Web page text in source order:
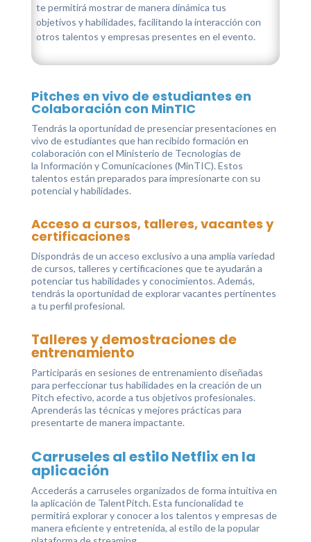
te permitirá mostrar de manera dinámica tus
objetivos y habilidades, facilitando la interacción con
otros talentos y empresas presentes en el evento.
Pitches en vivo de estudiantes en
Colaboración con MinTIC
Tendrás la oportunidad de presenciar presentaciones en
vivo de estudiantes que han recibido formación en
colaboración con el Ministerio de Tecnologías de
la Información y Comunicaciones (MinTIC). Estos
talentos están preparados para impresionarte con su
potencial y habilidades.
Acceso a cursos, talleres, vacantes y
certificaciones
Dispondrás de un acceso exclusivo a una amplia variedad
de cursos, talleres y certificaciones que te ayudarán a
potenciar tus habilidades y conocimientos. Además,
tendrás la oportunidad de explorar vacantes pertinentes
a tu perfil profesional.
Talleres y demostraciones de
entrenamiento
Participarás en sesiones de entrenamiento diseñadas
para perfeccionar tus habilidades en la creación de un
Pitch efectivo, acorde a tus objetivos profesionales.
Aprenderás las técnicas y mejores prácticas para
presentarte de manera impactante.
Carruseles al estilo Netflix en la
aplicación
Accederás a carruseles organizados de forma intuitiva en
la aplicación de TalentPitch. Esta funcionalidad te
permitirá explorar y conocer a los talentos y empresas de
manera eficiente y entretenida, al estilo de la popular